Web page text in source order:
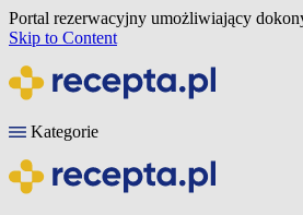
Portal rezerwacyjny umożliwiający
Skip to Content
Kategorie